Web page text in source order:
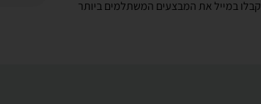
קבלו במייל את המבצעים המשתלמים ביותר